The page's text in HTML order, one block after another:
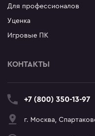
Для профессионалов
Уценка
Игровые ПК
КОНТАКТЫ
+7 (800) 350-13-97
г. Москва,